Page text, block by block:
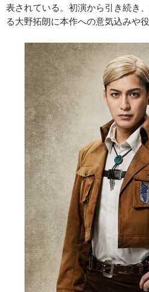
表されている。初演から引き続き
る大野拓朗に本作への意気込みや